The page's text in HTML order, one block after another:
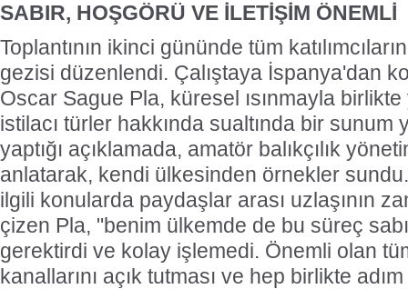
SABIR, HOŞGÖRÜ VE İLETİŞİM ÖNEMLİ
Toplantının ikinci gününde tüm
gezisi düzenlendi. Çalıştaya İspanya'dan
Oscar Sague Pla, küresel ısınmayla
istilacı türler hakkında sualtında bir sunum
yaptığı açıklamada, amatör balıkçılık
anlatarak, kendi ülkesinden örnekler
ilgili konularda paydaşlar arası uzlaşının
çizen Pla, "benim ülkemde de bu süreç
gerektirdi ve kolay işlemedi. Önemli olan
kanallarını açık tutması ve hep birlikte